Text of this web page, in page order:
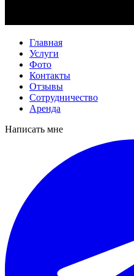
Главная
Услуги
Фото
Контакты
Отзывы
Сотрудничество
Аренда
Написать мне